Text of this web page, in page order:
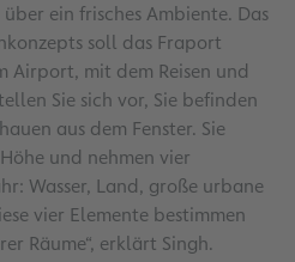
ein frisches Ambiente. Das
soll das Fraport
Airport, mit dem Reisen und
Sie sich vor, Sie befinden
aus dem Fenster. Sie
und nehmen vier
Wasser, Land, große urbane
vier Elemente bestimmen
Räume“, erklärt Singh.